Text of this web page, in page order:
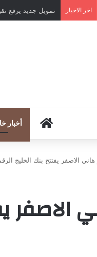
اخر الاخبار تمويل جديد يرفع تقييم
أخبار
هاني الاصفر يفتتح بنك الخليج